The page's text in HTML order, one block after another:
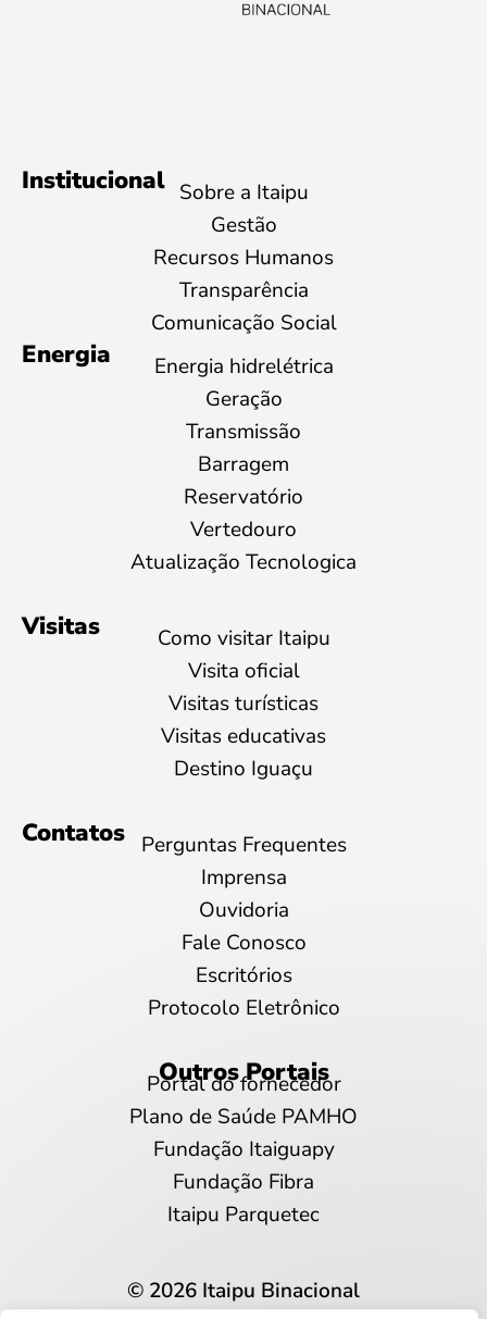
Institucional Sobre a Itaipu
Gestão
Recursos Humanos
Transparência
Comunicação Social
Energia
Energia hidrelétrica
Geração
Transmissão
Barragem
Reservatório
Vertedouro
Atualização Tecnologica
Visitas
Como visitar Itaipu
Visita oficial
Visitas turísticas
Visitas educativas
Destino Iguaçu
Contatos
Perguntas Frequentes
Imprensa
Ouvidoria
Fale Conosco
Escritórios
Protocolo Eletrônico
Outros Portais
Portal do fornecedor
Plano de Saúde PAMHO
Fundação Itaiguapy
Fundação Fibra
Itaipu Parquetec
© 2026 Itaipu Binacional